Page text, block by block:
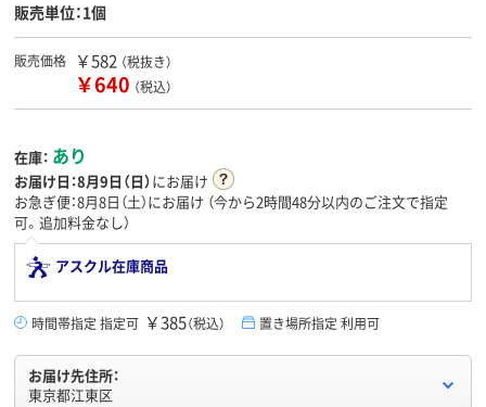
販売単位：1個
販売価格 ￥582 （税抜き）
￥640 （税込）
在庫： あり
お届け日：8月9日（日）にお届け
お急ぎ便：8月8日（土）にお届け （今から2時間48分以内のご注文で指定
可。追加料金なし）
アスクル在庫商品
時間帯指定 指定可 ￥385（税込） 置き場所指定 利用可
お届け先住所：
東京都江東区